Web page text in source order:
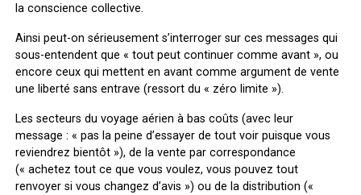
la conscience collective.
Ainsi peut-on sérieusement s’interroger sur ces messages qui
sous-entendent que « tout peut continuer comme avant », ou
encore ceux qui mettent en avant comme argument de vente
une liberté sans entrave (ressort du « zéro limite »).
Les secteurs du voyage aérien à bas coûts (avec leur
message : « pas la peine d’essayer de tout voir puisque vous
reviendrez bientôt »), de la vente par correspondance
(« achetez tout ce que vous voulez, vous pouvez tout
renvoyer si vous changez d’avis ») ou de la distribution («